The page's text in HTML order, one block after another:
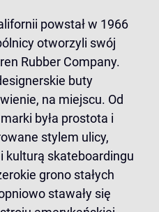
powstał w 1966
otworzyli swój
Rubber Company.
buty
na miejscu. Od
była prostota i
stylem ulicy,
kulturą skateboardingu
grono stałych
stawały się